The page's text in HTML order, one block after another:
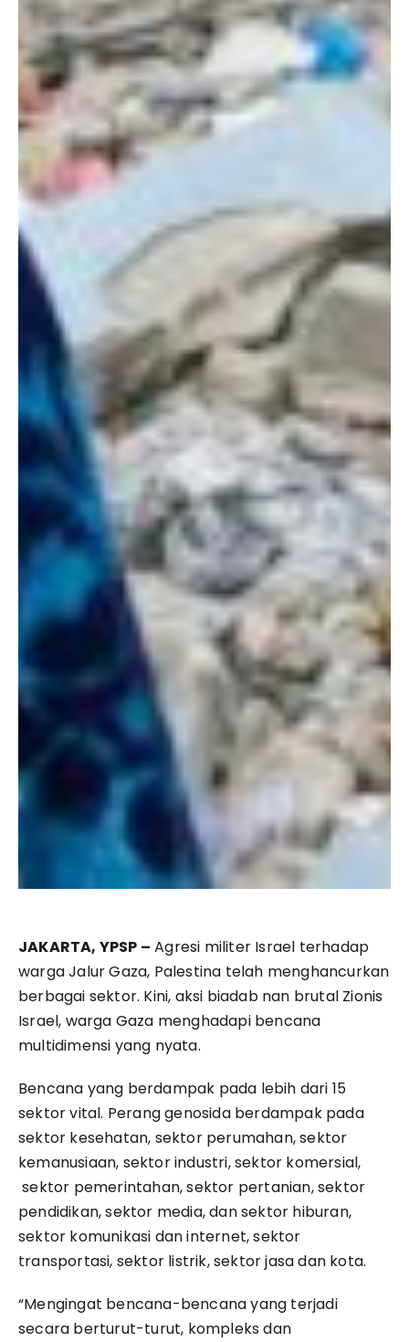
JAKARTA, YPSP – Agresi militer Israel terhadap
warga Jalur Gaza, Palestina telah menghancurkan
berbagai sektor. Kini, aksi biadab nan brutal Zionis
Israel, warga Gaza menghadapi bencana
multidimensi yang nyata.
Bencana yang berdampak pada lebih dari 15
sektor vital. Perang genosida berdampak pada
sektor kesehatan, sektor perumahan, sektor
kemanusiaan, sektor industri, sektor komersial,
sektor pemerintahan, sektor pertanian, sektor
pendidikan, sektor media, dan sektor hiburan,
sektor komunikasi dan internet, sektor
transportasi, sektor listrik, sektor jasa dan kota.
“Mengingat bencana-bencana yang terjadi
secara berturut-turut, kompleks dan